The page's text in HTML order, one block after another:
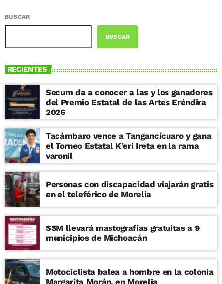
BUSCAR
BUSCAR
RECIENTES
Secum da a conocer a las y los ganadores
del Premio Estatal de las Artes Eréndira
2026
Tacámbaro vence a Tangancícuaro y gana
el Torneo Estatal K’eri Ireta en la rama
varonil
Personas con discapacidad viajarán gratis
en el teleférico de Morelia
SSM llevará mastografías gratuitas a 9
municipios de Michoacán
Motociclista balea a hombre en la colonia
Margarita Morán, en Morelia